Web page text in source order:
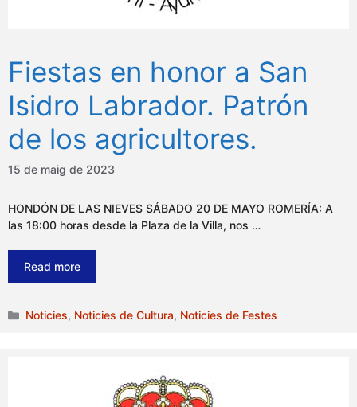
Fiestas en honor a San
Isidro Labrador. Patrón
de los agricultores.
15 de maig de 2023
HONDÓN DE LAS NIEVES SÁBADO 20 DE MAYO ROMERÍA: A
las 18:00 horas desde la Plaza de la Villa, nos …
Read more
Categories
Noticies, Noticies de Cultura, Noticies de Festes